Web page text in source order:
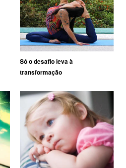
Só o desafio leva à
transformação